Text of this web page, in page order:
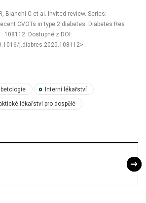
Bianchi C et al. Invited review. Series:
CVOTs in type 2 diabetes. Diabetes Res
108112. Dostupné z DOI:
j.diabres.2020.108112>.
Interní lékařství
lékařství pro dospělé